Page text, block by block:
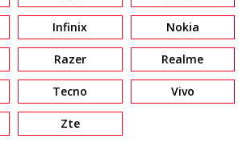
Infinix Nokia
Razer Realme
Tecno Vivo
Zte